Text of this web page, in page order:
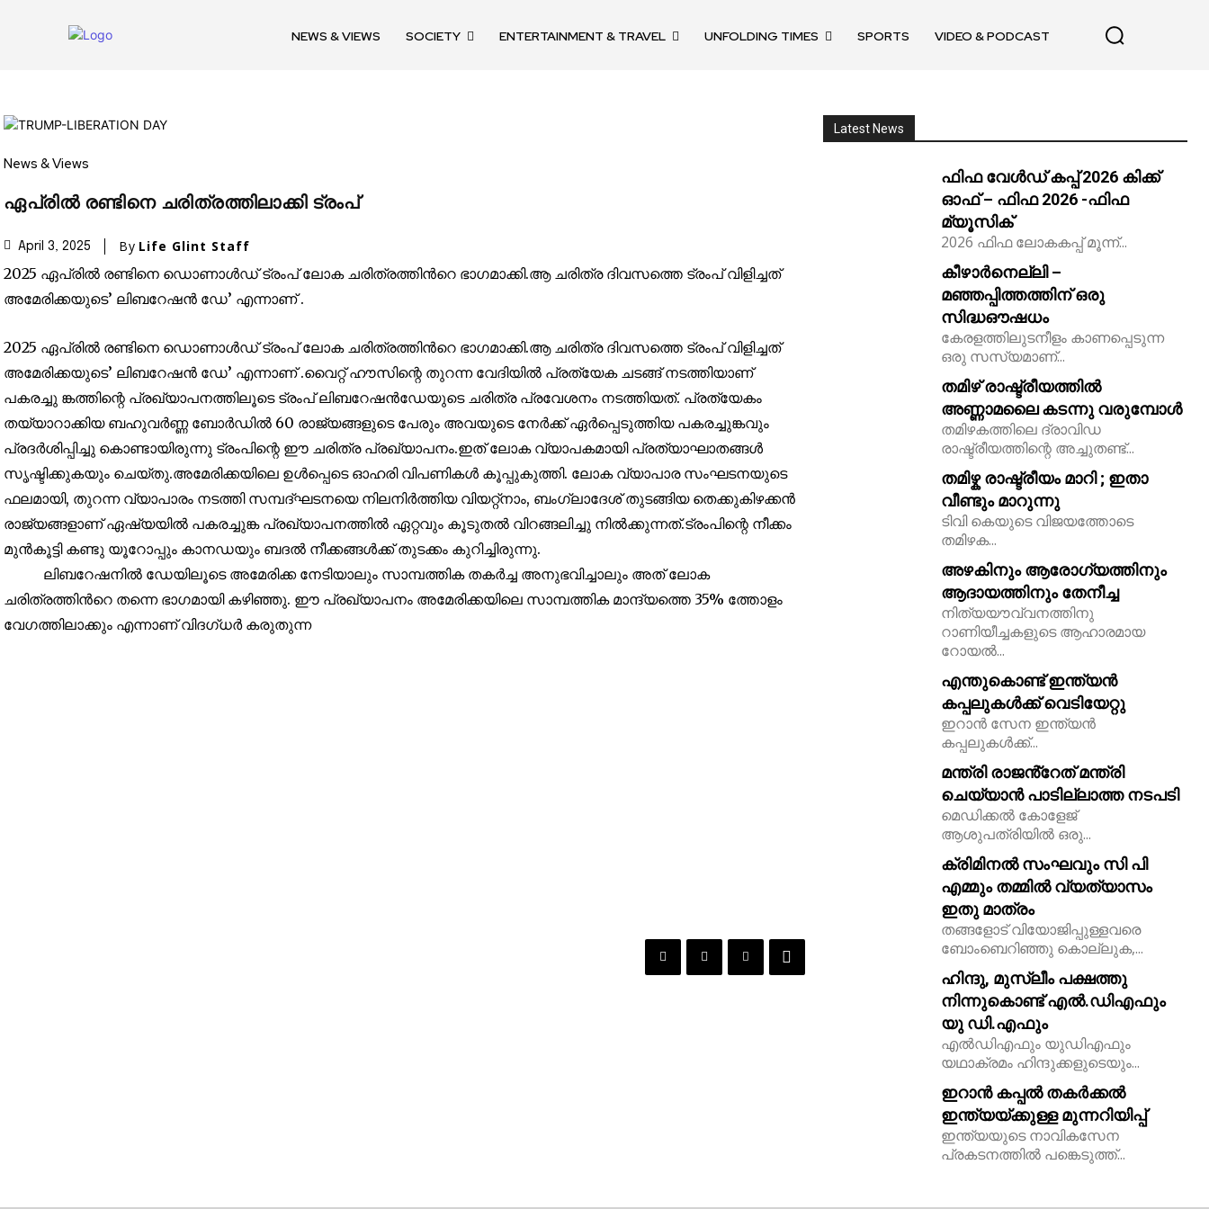
SUBSCRIBERS and be part
To subscribe, simply enter your email address on our website or click
the subscribe button below. Don't worry, we respect your privacy and
won't spam your inbox. Your information is safe with us.
32,111
Followers
32,214
Followers
NEWS & VIEWS SOCIETY ENTERTAINMENT & TRAVEL UNFOLDING TIMES SPORTS VIDEO & PODCAST
News & Views
ഏപ്രിൽ രണ്ടിനെ ചരിത്രത്തിലാക്കി ട്രംപ്
April 3, 2025 By Life Glint Staff
2025 ഏപ്രിൽ രണ്ടിനെ ഡൊണാൾഡ് ട്രംപ് ലോക ചരിത്രത്തിൻറെ ഭാഗമാക്കി.ആ ചരിത്ര ദിവസത്തെ ട്രംപ് വിളിച്ചത്
അമേരിക്കയുടെ’ ലിബറേഷൻ ഡേ’ എന്നാണ് .
2025 ഏപ്രിൽ രണ്ടിനെ ഡൊണാൾഡ് ട്രംപ് ലോക ചരിത്രത്തിൻറെ ഭാഗമാക്കി.ആ ചരിത്ര ദിവസത്തെ ട്രംപ് വിളിച്ചത്
അമേരിക്കയുടെ’ ലിബറേഷൻ ഡേ’ എന്നാണ് .വൈറ്റ് ഹൗസിന്റെ തുറന്ന വേദിയിൽ പ്രത്യേക ചടങ്ങ് നടത്തിയാണ്
പകരച്ചു ങ്കത്തിന്റെ പ്രഖ്യാപനത്തിലൂടെ ട്രംപ് ലിബറേഷൻഡേയുടെ ചരിത്ര പ്രവേശനം നടത്തിയത്. പ്രത്യേകം
തയ്യാറാക്കിയ ബഹുവർണ്ണ ബോർഡിൽ 60 രാജ്യങ്ങളുടെ പേരും അവയുടെ നേർക്ക് ഏർപ്പെടുത്തിയ പകരച്ചുങ്കവും
പ്രദർശിപ്പിച്ചു കൊണ്ടായിരുന്നു ട്രംപിന്റെ ഈ ചരിത്ര പ്രഖ്യാപനം.ഇത് ലോക വ്യാപകമായി പ്രത്യാഘാതങ്ങൾ
സൃഷ്ടിക്കുകയും ചെയ്തു.അമേരിക്കയിലെ ഉൾപ്പെടെ ഓഹരി വിപണികൾ കൂപ്പുകുത്തി. ലോക വ്യാപാര സംഘടനയുടെ
ഫലമായി, തുറന്ന വ്യാപാരം നടത്തി സമ്പദ്ഘടനയെ നിലനിർത്തിയ വിയറ്റ്നാം, ബംഗ്ലാദേശ് തുടങ്ങിയ തെക്കുകിഴക്കൻ
രാജ്യങ്ങളാണ് ഏഷ്യയിൽ പകരച്ചുങ്ക പ്രഖ്യാപനത്തിൽ ഏറ്റവും കൂടുതൽ വിറങ്ങലിച്ചു നിൽക്കുന്നത്.ട്രംപിന്റെ നീക്കം
മുൻകൂട്ടി കണ്ടു യൂറോപ്പും കാനഡയും ബദൽ നീക്കങ്ങൾക്ക് തുടക്കം കുറിച്ചിരുന്നു.
ലിബറേഷനിൽ ഡേയിലൂടെ അമേരിക്ക നേടിയാലും സാമ്പത്തിക തകർച്ച അനുഭവിച്ചാലും അത് ലോക
ചരിത്രത്തിൻറെ തന്നെ ഭാഗമായി കഴിഞ്ഞു. ഈ പ്രഖ്യാപനം അമേരിക്കയിലെ സാമ്പത്തിക മാന്ദ്യത്തെ 35% ത്തോളം
വേഗത്തിലാക്കും എന്നാണ് വിദഗ്ധർ കരുതുന്ന
Latest News
ഫിഫ വേൾഡ് കപ്പ് 2026 കിക്ക്‌
ഓഫ് – ഫിഫ 2026 -ഫിഫ
മ്യൂസിക്
2026 ഫിഫ ലോകകപ്പ് മൂന്ന്...
കീഴാർനെല്ലി –
മഞ്ഞപ്പിത്തത്തിന് ഒരു
സിദ്ധഔഷധം
കേരളത്തിലുടനീളം കാണപ്പെടുന്ന
ഒരു സസ്യമാണ്...
തമിഴ് രാഷ്ട്രീയത്തിൽ
അണ്ണാമലൈ കടന്നു വരുമ്പോൾ
തമിഴകത്തിലെ ദ്രാവിഡ
രാഷ്ട്രീയത്തിന്റെ അച്ചുതണ്ട്...
തമിഴ്ക രാഷ്ട്രീയം മാറി ; ഇതാ
വീണ്ടും മാറുന്നു
ടിവി കെയുടെ വിജയത്തോടെ
തമിഴക...
അഴകിനും ആരോഗ്യത്തിനും
ആദായത്തിനും തേനീച്ച
നിത്യയൗവ്വനത്തിനു
റാണിയീച്ചകളുടെ ആഹാരമായ
റോയല്‍...
എന്തുകൊണ്ട് ഇന്ത്യൻ
കപ്പലുകൾക്ക് വെടിയേറ്റു
ഇറാൻ സേന ഇന്ത്യൻ
കപ്പലുകൾക്ക്...
മന്ത്രി രാജൻ്റേത് മന്ത്രി
ചെയ്യാൻ പാടില്ലാത്ത നടപടി
മെഡിക്കൽ കോളേജ്
ആശുപത്രിയിൽ ഒരു...
ക്രിമിനൽ സംഘവും സി പി
എമ്മും തമ്മിൽ വ്യത്യാസം
ഇതു മാത്രം
തങ്ങളോട് വിയോജിപ്പുള്ളവരെ
ബോംബെറിഞ്ഞു കൊല്ലുക,...
ഹിന്ദു, മുസ്ലീം പക്ഷത്തു
നിന്നുകൊണ്ട് എൽ.ഡിഎഫും
യു ഡി.എഫും
എൽഡിഎഫും യുഡിഎഫും
യഥാക്രമം ഹിന്ദുക്കളുടെയും...
ഇറാൻ കപ്പൽ തകർക്കൽ
ഇന്ത്യയ്ക്കുള്ള മുന്നറിയിപ്പ്
ഇന്ത്യയുടെ നാവികസേന
പ്രകടനത്തിൽ പങ്കെടുത്ത്...